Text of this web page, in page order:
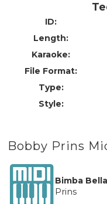
ID:
Length:
Karaoke:
File Format:
Type:
Style:
Bobby Prins
Bimba Bella
Prins